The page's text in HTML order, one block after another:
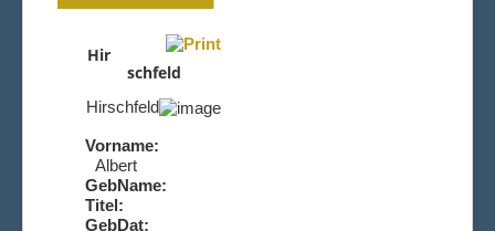
Hir
schfeld
Hirschfeld
Vorname:
Albert
GebName:
Titel:
GebDat: